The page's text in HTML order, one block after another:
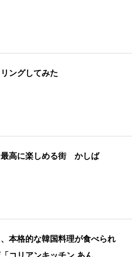
ングしてみた
最高に楽しめる街 かしば
本格的な韓国料理が食べられ